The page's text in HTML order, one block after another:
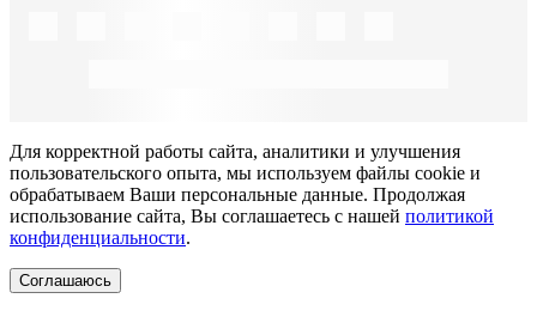
Для корректной работы сайта, аналитики и улучшения
пользовательского опыта, мы используем файлы cookie и
обрабатываем Ваши персональные данные. Продолжая
использование сайта, Вы соглашаетесь с нашей политикой
конфиденциальности.
Соглашаюсь